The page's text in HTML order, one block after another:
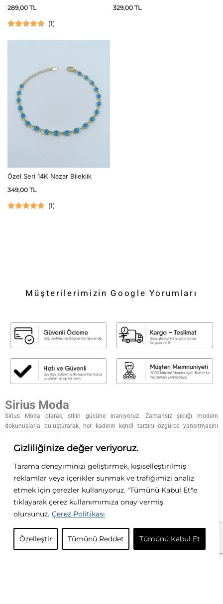
Gizliliğinize değer veriyoruz.
Tarama deneyiminizi geliştirmek, kişiselleştirilmiş
reklamlar veya içerikler sunmak ve trafiğimizi analiz
etmek için çerezler kullanıyoruz. "Tümünü Kabul Et"e
tıklayarak çerez kullanımımıza onay vermiş
olursunuz. Çerez Politikası
Özelleştir Tümünü Reddet Tümünü Kabul Et
289,00 TL
(1)
329,00 TL
Özel Seri 14K Nazar Bileklik
349,00 TL
(1)
Müşterilerimizin Google Yorumları
Sirius Moda
Sirius Moda olarak, stilin gücüne inanıyoruz. Zamansız şıklığı modern
dokunuşlarla buluşturarak, her kadının kendi tarzını özgürce yansıtmasını
koleksiyonumuzda ilham verici parçalar sunuyoruz. Moda bizim tutkumuz, siz
KURUMSAL
KATEGORİLER